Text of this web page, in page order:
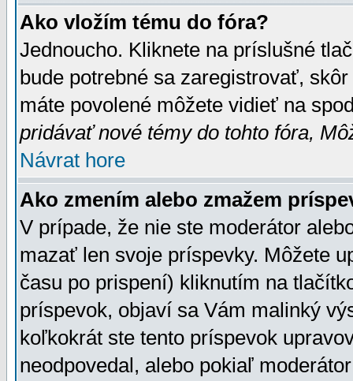
Ako vložím tému do fóra?
Jednoucho. Kliknete na príslušné
bude potrebné sa zaregistrovať,
máte povolené môžete vidieť na
pridávať nové témy do tohto fóra,
Návrat hore
Ako zmením alebo zmažem
V prípade, že nie ste moderátor
mazať len svoje príspevky. Môžete
času po prispení) kliknutím na
príspevok, objaví sa Vám malinký
koľkokrát ste tento príspevok
neodpovedal, alebo pokiaľ